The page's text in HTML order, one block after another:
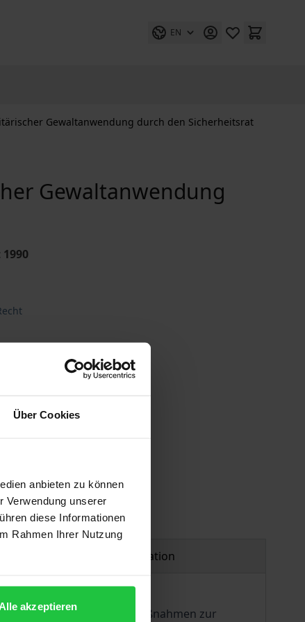
Über Cookies
anbieten zu können
Verwendung unserer
diese Informationen
Rahmen Ihrer Nutzung
akzeptieren
EN
Gewaltanwendung durch den Sicherheitsrat
Gewaltanwendung
Product safety information
alle notwendigen Maßnahmen zur